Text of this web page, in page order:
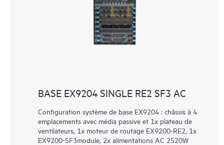
BASE EX9204 SINGLE RE2 SF3 AC
Configuration système de base EX9204 : châssis à 4
emplacements avec média passive et 1x plateau de
ventilateurs, 1x moteur de routage EX9200-RE2, 1x
EX9200-SF3module, 2x alimentations AC 2520W